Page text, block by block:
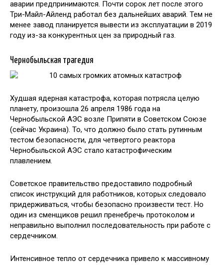
аварии предпринимаются. Почти сорок лет после этого
Три-Майл-Айленд работал без дальнейших аварий. Тем не
менее завод планируется вывести из эксплуатации в 2019
году из-за конкурентных цен за природный газ.
Чернобыльская трагедия
Худшая ядерная катастрофа, которая потрясла целую
планету, произошла 26 апреля 1986 года на
Чернобыльской АЭС возле Припяти в Советском Союзе
(сейчас Украина). То, что должно было стать рутинным
тестом безопасности, для четвертого реактора
Чернобыльской АЭС стало катастрофическим
плавлением.
Советское правительство предоставило подробный
список инструкций для работников, которых следовало
придерживаться, чтобы безопасно произвести тест. Но
один из сменщиков решил пренебречь протоколом и
неправильно выполнил последовательность при работе с
сердечником.
Интенсивное тепло от сердечника привело к массивному